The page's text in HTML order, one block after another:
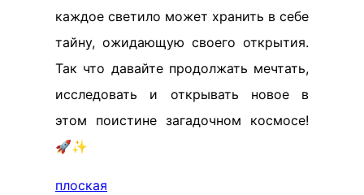
каждое светило может хранить в себе
тайну, ожидающую своего открытия.
Так что давайте продолжать мечтать,
исследовать и открывать новое в
этом поистине загадочном космосе!
🚀✨
плоская